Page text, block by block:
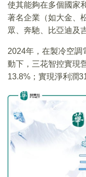
使其能夠在多個國家
著名企業（如大金、
眾、奔馳、比亞迪及
2024年，在製冷空調
動下，三花智控實現
13.8%；實現淨利潤